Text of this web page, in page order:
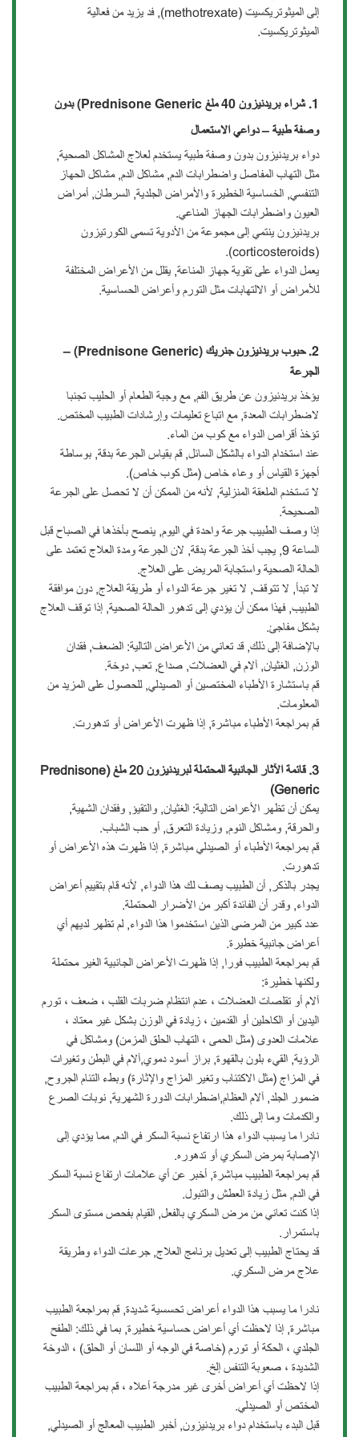
إلى الميثوتريكسيت (methotrexate), فد يزيد من فعالية
الميثوتريكسيت.
1. شراء بريدنيزون 40 ملغ Prednisone Generic) بدون
وصفة طبية –دواعي الاستعمال
دواء بريدنيزون بدون وصفة طبية يستخدم لعلاج المشاكل الصحية,
مثل التهاب المفاصل واضطرابات الدم, مشاكل الدم, مشاكل الحهاز
التنفسي, الخساسية الخطيرة والأمراض الجلدية, السرطان, أمراض
العيون واضطرابات الجهاز المناعي.
بريدنيزون ينتمي إلى مجموعة من الأدوية تسمى الكورتيزون
(corticosteroids).
يعمل الدواء على تقوية جهاز المناعة, يقلل من الأعراض المختلفة
للأمراض أو الالتهابات مثل التورم وأعراض الحساسية.
2. حبوب بريدنيزون جنريك(Prednisone Generic) –
الجرعة
يؤخذ بريدنيزون عن طريق الفم, مع وجبة الطعام أو الحليب تجنبا
لاضطرابات المعدة, مع اتباع تعليمات وإرشادات الطبيب المختص.
تؤخذ أقراص الدواء مع كوب من الماء.
عند استخدام الدواء بالشكل السائل, قم بقياس الجرعة بدقة, بوساطة
أجهزة القياس أو وعاء خاص (مثل كوب خاص).
لا تستخدم الملعقة المنزلية, لأنه من الممكن أن لا تحصل على الجرعة
الصحيحة.
إذا وصف الطبيب جرعة واحدة في اليوم, ينصح بأخذها في الصباح قبل
الساعة 9, يجب أخذ الجرعة بدقة, لان الجرعة ومدة العلاج تعتمد على
الحالة الصحية واستجابة المريض على العلاج.
لا تبدأ, لا تتوقف, لا تغير جرعة الدواء أو طريقة العلاج, دون موافقة
الطبيب, فهذا ممكن أن يؤدي إلى تدهور الحالة الصحية, إذا توقف العلاج
بشكل مفاجئ.
بالإضافة إلى ذلك, قد تعاني من الأعراض التالية: الضعف, فقدان
الوزن, الغثيان, آلام في العضلات, صداع, تعب, دوخة.
قم باستشارة الأطباء المختصين أو الصيدلي, للحصول على المزيد من
المعلومات.
قم بمراجعة الأطباء مباشرة, إذا ظهرت الأعراض أو تدهورت.
3. قائمة الآثار الجانبية المحتملةلبريدنيزون 20 ملغ (Prednisone
Generic)
يمكن أن تظهر الأعراض التالية: الغثيان, والتقيؤ, وفقدان الشهية,
والحرقة, ومشاكل النوم, وزيادة التعرق, أو حب الشباب.
قم بمراجعة الأطباء أو الصيدلي مباشرة, إذا ظهرت هذه الأعراض أو
تدهورت.
يجدر بالذكر, أن الطبيب يصف لك هذا الدواء, لأنه قام بتقييم أعراض
الدواء, وقدر أن الفائدة أكبر من الأضرار المحتملة.
عدد كبير من المرضى الذين استخدموا هذا الدواء, لم تظهر لديهم أي
أعراض جانبية خطيرة.
قم بمراجعة الطبيب فورا, إذا ظهرت الأعراض الجانبية الغير محتملة
ولكنها خطيرة:
آلام أو تقلصات العضلات ، عدم انتظام ضربات القلب ، ضعف ، تورم
اليدين أو الكاحلين أو القدمين ، زيادة في الوزن بشكل غير معتاد ،
علامات العدوى (مثل الحمى ، التهاب الحلق المزمن) ومشاكل في
الرؤية, القيء بلون بالقهوة, براز أسود دموي,آلام في البطن وتغيرات
في المزاج (مثل الاكتئاب وتغير المزاج والإثارة) وبطء التئام الجروح,
ضمور الجلد, آلام العظام,اضطرابات الدورة الشهرية, نوبات الصرع
والكدمات وما إلى ذلك.
نادرا ما يسبب الدواء هذا ارتفاع نسبة السكر في الدم, مما يؤدي إلى
الإصابة بمرض السكري أو تدهوره.
قم بمراجعة الطبيب مباشرة, أخبر عن أي علامات ارتفاع نسبة السكر
في الدم, مثل زيادة العطش والتبول.
إذا كنت تعاني من مرض السكري بالفعل, القيام بفحص مستوى السكر
باستمرار.
قد يحتاج الطبيب إلى تعديل برنامج العلاج, جرعات الدواء وطريقة
علاج مرض السكري.
نادرا ما يسبب هذا الدواء أعراض تحسسية شديدة, قم بمراجعة الطبيب
مباشرة, إذا لاحظت أي أعراض حساسية خطيرة, بما في ذلك: الطفح
الجلدي ، الحكة أو تورم (خاصةً في الوجه أو اللسان أو الحلق) ، الدوخة
الشديدة ، صعوبة التنفس إلخ.
إذا لاحظت أي أعراض أخرى غير مدرجة أعلاه ، قم بمراجعة الطبيب
المختص أو الصيدلي.
قبل البدء باستخدام دواء بريدنيزون, أخبر الطبيب المعالج أو الصيدلي,